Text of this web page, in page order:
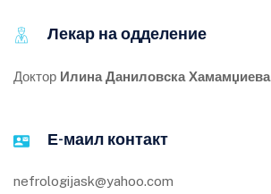
Лекар на одделение
Доктор Илина Даниловска Хамамџиева
Е-маил контакт
nefrologijask@yahoo.com